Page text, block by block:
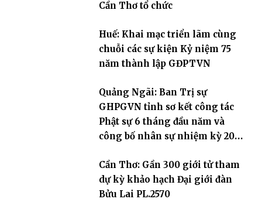
Cần Thơ tổ chức
Huế: Khai mạc triển lãm cùng
chuỗi các sự kiện Kỷ niệm 75
năm thành lập GĐPTVN
Quảng Ngãi: Ban Trị sự
GHPGVN tỉnh sơ kết công tác
Phật sự 6 tháng đầu năm và
công bố nhân sự nhiệm kỳ 2026
Cần Thơ: Gần 300 giới tử tham
dự kỳ khảo hạch Đại giới đàn
Bửu Lai PL.2570